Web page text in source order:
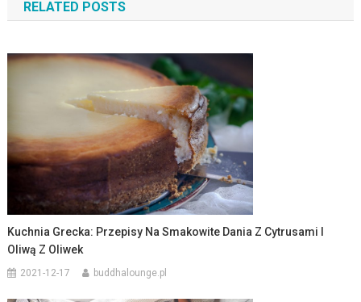
RELATED POSTS
Kuchnia Grecka: Przepisy Na Smakowite Dania Z Cytrusami I
Oliwą Z Oliwek
2021-12-17 buddhalounge.pl